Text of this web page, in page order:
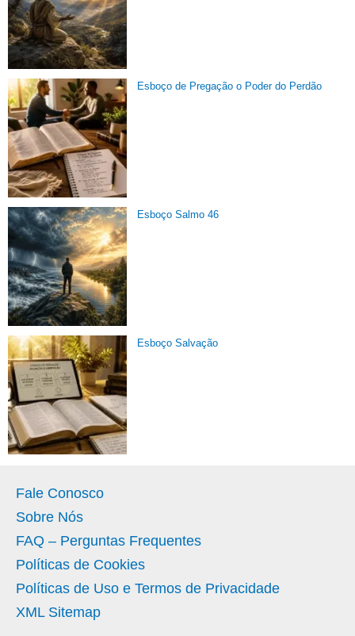
Esboço de Pregação o Poder do Perdão
Esboço Salmo 46
Esboço Salvação
Fale Conosco
Sobre Nós
FAQ – Perguntas Frequentes
Políticas de Cookies
Políticas de Uso e Termos de Privacidade
XML Sitemap